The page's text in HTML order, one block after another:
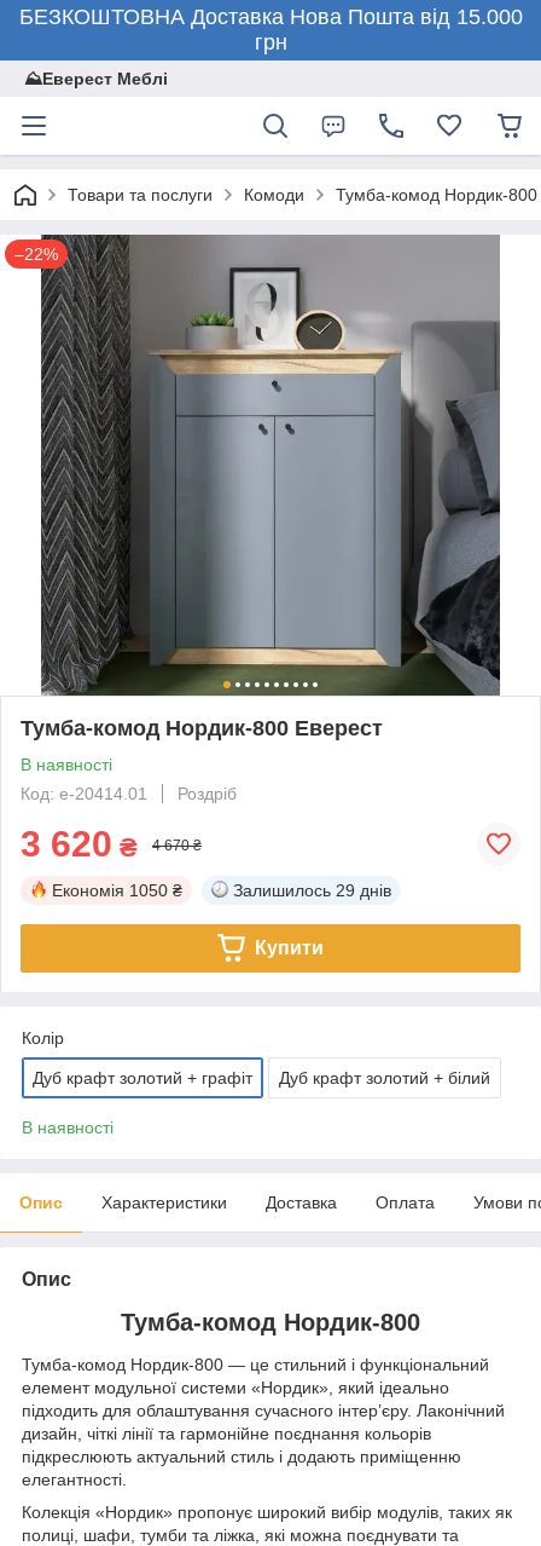
БЕЗКОШТОВНА Доставка Нова Пошта від 15.000
грн
⛰️Еверест Меблі
Товари та послуги Комоди Тумба-комод Нордик-800
–22%
Тумба-комод Нордик-800 Еверест
В наявності
Код: е-20414.01
Роздріб
3 620 ₴ 4 670 ₴
Економія 1050 ₴ Залишилось 29 днів
Купити
Колір
Дуб крафт золотий + графіт Дуб крафт золотий + білий
В наявності
Опис Характеристики Доставка Оплата Умови
Опис
Тумба-комод Нордик-800
Тумба-комод Нордик-800 — це стильний і функціональний
елемент модульної системи «Нордик», який ідеально
підходить для облаштування сучасного інтер’єру. Лаконічний
дизайн, чіткі лінії та гармонійне поєднання кольорів
підкреслюють актуальний стиль і додають приміщенню
елегантності.
Колекція «Нордик» пропонує широкий вибір модулів, таких як
полиці, шафи, тумби та ліжка, які можна поєднувати та